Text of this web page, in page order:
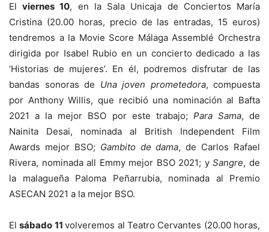
Elviernes 10, en la Sala Unicaja de Conciertos María
Cristina (20.00 horas, precio de las entradas, 15 euros)
tendremos a la Movie Score Málaga Assemblé Orchestra
dirigida por Isabel Rubio en un concierto dedicado a las
‘Historias de mujeres’. En él, podremos disfrutar de las
bandas sonoras de Una joven prometedora, compuesta
por Anthony Willis, que recibió una nominación al Bafta
2021 a la mejor BSO por este trabajo; Para Sama, de
Nainita Desai, nominada al British Independent Film
Awards mejor BSO; Gambito de dama, de Carlos Rafael
Rivera, nominada all Emmy mejor BSO 2021; ySangre, de
la malagueña Paloma Peñarrubia, nominada al Premio
ASECAN 2021 a la mejor BSO.
Elsábado 11volveremos al Teatro Cervantes (20.00 horas,